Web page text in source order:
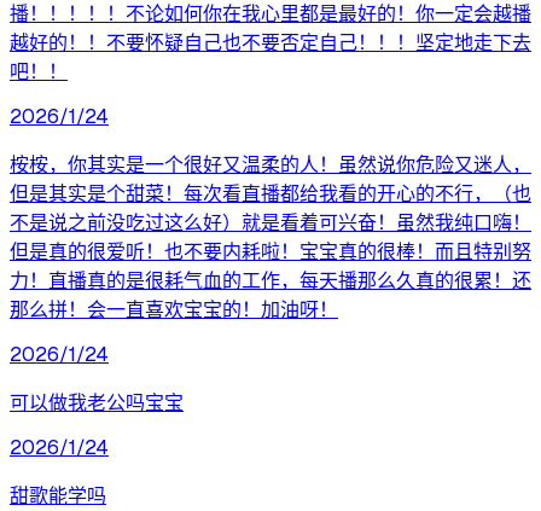
播！！！！！不论如何你在我心里都是最好的！你一定会越播
越好的！！不要怀疑自己也不要否定自己！！！坚定地走下去
吧！！
2026/1/24
桉桉，你其实是一个很好又温柔的人！虽然说你危险又迷人，
但是其实是个甜菜！每次看直播都给我看的开心的不行，（也
不是说之前没吃过这么好）就是看着可兴奋！虽然我纯口嗨！
但是真的很爱听！也不要内耗啦！宝宝真的很棒！而且特别努
力！直播真的是很耗气血的工作，每天播那么久真的很累！还
那么拼！会一直喜欢宝宝的！加油呀！
2026/1/24
可以做我老公吗宝宝
2026/1/24
甜歌能学吗